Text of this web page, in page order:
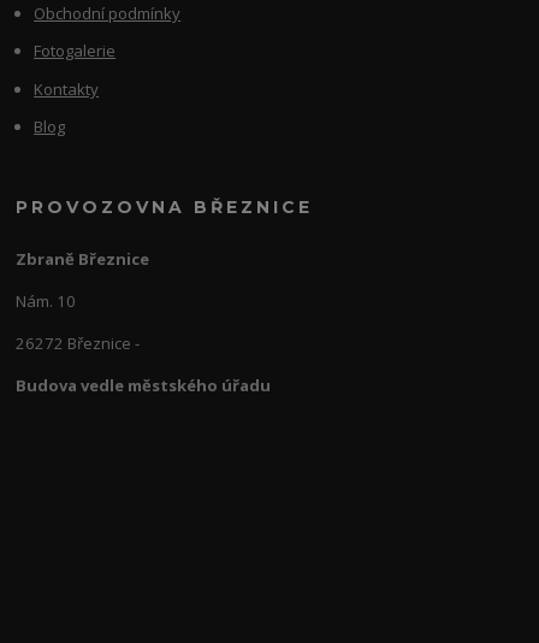
Obchodní podmínky
Fotogalerie
Kontakty
Blog
PROVOZOVNA BŘEZNICE
Zbraně Březnice
Nám. 10
26272 Březnice -
Budova vedle městského úřadu